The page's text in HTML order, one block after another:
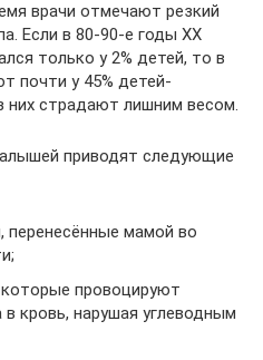
врачи отмечают резкий
Если в 80-90-е годы XX
только у 2% детей, то в
почти у 45% детей-
них страдают лишним весом.
приводят следующие
перенесённые мамой во
провоцируют
кровь, нарушая углеводным